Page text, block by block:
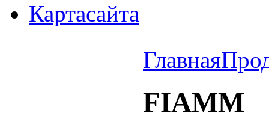
Картасайта
Главная
FIAMM